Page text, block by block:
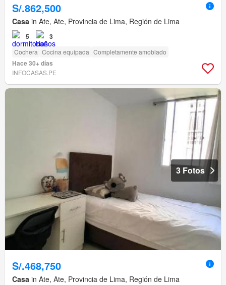
S/.862,500
Casa in Ate, Ate, Provincia de Lima, Región de Lima
5 3
Cochera Cocina equipada Completamente amoblado
Hace 30+ días
INFOCASAS.PE
3 Fotos
S/.468,750
Casa in Ate, Ate, Provincia de Lima, Región de Lima